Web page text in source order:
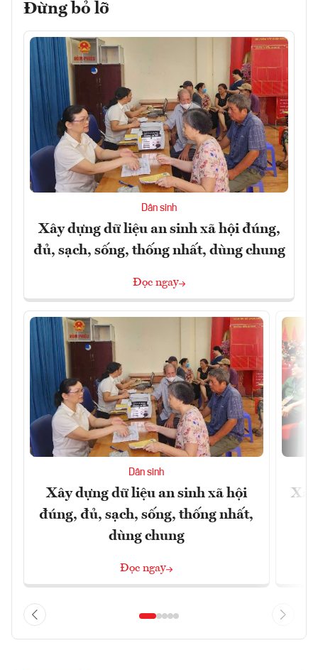
Đừng bỏ lỡ
Dân sinh
Xây dựng dữ liệu an sinh xã hội đúng,
đủ, sạch, sống, thống nhất, dùng chung
Đọc ngay
Dân sinh
Xây dựng dữ liệu an sinh xã hội
đúng, đủ, sạch, sống, thống nhất,
dùng chung
Đọc ngay